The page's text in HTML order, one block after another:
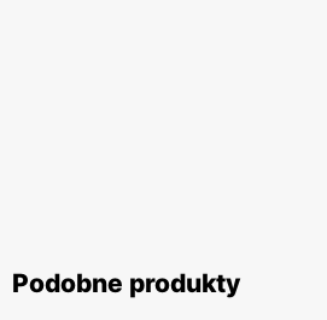
Podobne produkty